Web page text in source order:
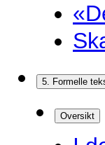
5. Formelle
Oversikt